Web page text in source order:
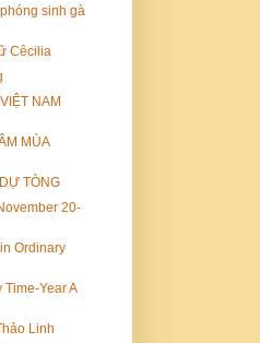
sinh gà
Cêcilia
NAM
MÙA
TÒNG
20-
Ordinary
Year A
Linh